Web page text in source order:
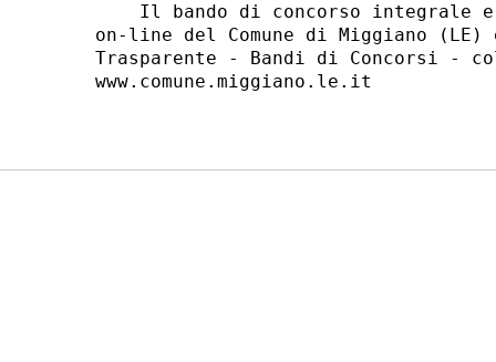
Il bando di concorso integrale
on-line del Comune di Miggiano
Trasparente - Bandi di Concorsi -
www.comune.miggiano.le.it